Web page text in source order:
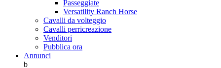
Passeggiate
Versatility Ranch Horse
Cavalli da volteggio
Cavalli perricreazione
Venditori
Pubblica ora
Annunci
b